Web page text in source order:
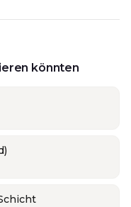
könnten